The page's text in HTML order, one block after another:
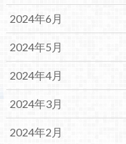
2024年6月
2024年5月
2024年4月
2024年3月
2024年2月